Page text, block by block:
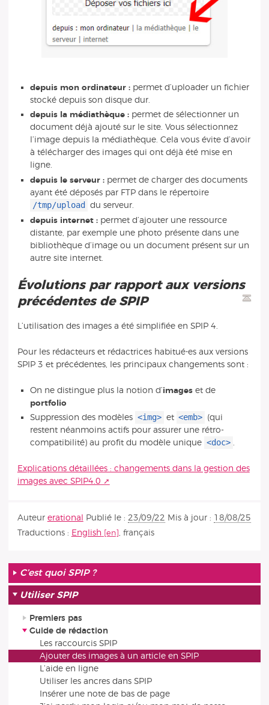
depuis mon ordinateur : permet d’uploader un fichier
stocké depuis son disque dur.
depuis la médiathèque : permet de sélectionner un
document déjà ajouté sur le site. Vous sélectionnez
l’image depuis la médiathèque. Cela vous évite d’avoir
à télécharger des images qui ont déjà été mise en
ligne.
depuis le serveur : permet de charger des documents
ayant été déposés par FTP dans le répertoire
/tmp/upload
du serveur.
depuis internet : permet d’ajouter une ressource
distante, par exemple une photo présente dans une
bibliothèque d’image ou un document présent sur un
autre site internet.
Évolutions par rapport aux versions
précédentes de SPIP
L’utilisation des images a été simplifiée en SPIP 4.
Pour les rédacteurs et rédactrices habitué⋅es aux versions
SPIP 3 et précédentes, les principaux changements sont :
On ne distingue plus la notion d’images et de
portfolio
Suppression des modèles <img> et <emb> (qui
restent néanmoins actifs pour assurer une rétro-
compatibilité) au profit du modèle unique <doc> .
Explications détaillées : changements dans la gestion des
images avec SPIP4.0
Auteur erational Publié le : 23/09/22 Mis à jour : 18/08/25
Traductions : English , français
C’est quoi SPIP ?
Utiliser SPIP
Premiers pas
Guide de rédaction
Les raccourcis SPIP
Ajouter des images à un article en SPIP
L’aide en ligne
Utiliser les ancres dans SPIP
Insérer une note de bas de page